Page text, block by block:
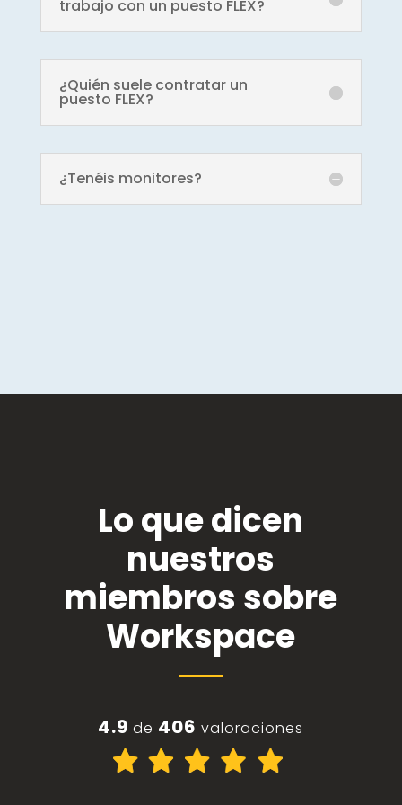
trabajo con un puesto FLEX?
¿Quién suele contratar un
puesto FLEX?
¿Tenéis monitores?
Lo que dicen
nuestros
miembros sobre
Workspace
4.9 de 406valoraciones